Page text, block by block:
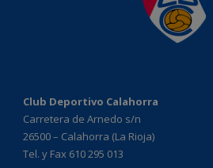
Club Deportivo Calahorra
Carretera de Arnedo s/n
26500 – Calahorra (La Rioja)
Tel. y Fax 610 295 013